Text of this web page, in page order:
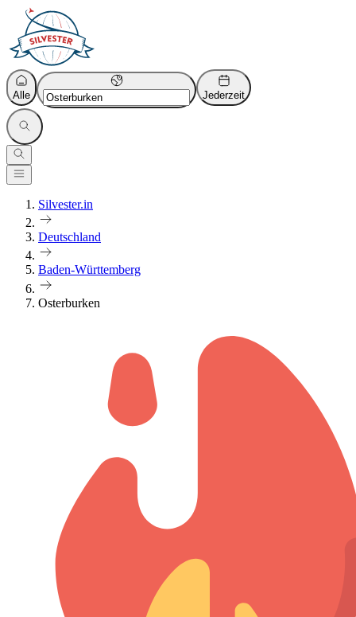
Alle Jederzeit
Silvester.in
Deutschland
Baden-Württemberg
Osterburken